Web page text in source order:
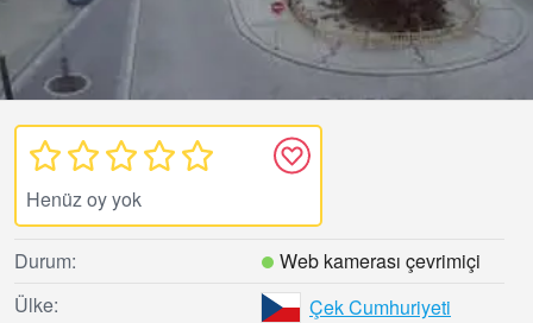
Henüz oy yok
Durum:
Web kamerası çevrimiçi
Ülke:
Çek Cumhuriyeti